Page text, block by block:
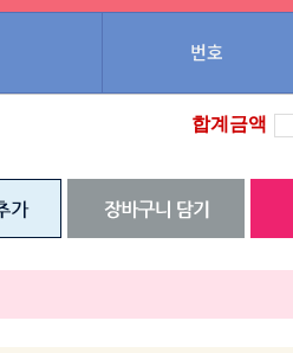
번호
합계금액